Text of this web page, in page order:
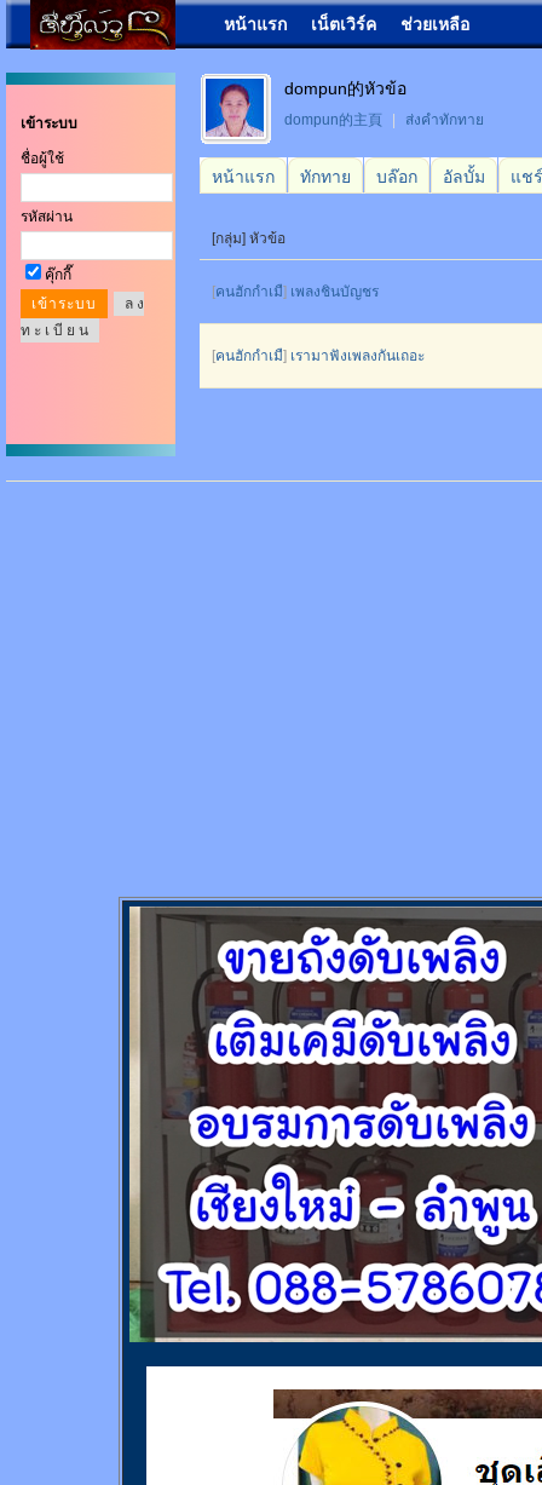
หน้าแรก เน็ตเวิร์ค ช่วยเหลือ
เข้าระบบ
ชื่อผู้ใช้
รหัสผ่าน
คุ๊กกี๊
ล ง
ท ะ เ บี ย น
dompun的หัวข้อ
dompun的主頁 ส่งคำทักทาย
หน้าแรก ทักทาย บล๊อก อัลบั้ม แชร์
[กลุ่ม] หัวข้อ
[คนฮักกำเมื] เพลงชินบัญชร
[คนฮักกำเมื] เรามาฟังเพลงกันเถอะ